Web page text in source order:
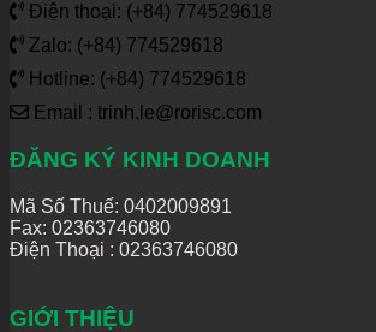
Điện thoại: (+84) 774529618
Zalo: (+84) 774529618
Hotline: (+84) 774529618
Email : trinh.le@rorisc.com
ĐĂNG KÝ KINH DOANH
Mã Số Thuế: 0402009891
Fax: 02363746080
Điện Thoại : 02363746080
GIỚI THIỆU